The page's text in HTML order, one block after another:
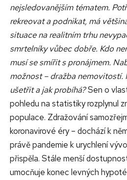
nejsledovanějším tématem.
rekreovat a podnikat, má
situace na realitním trhu
smrtelníky vůbec dobře. Kdo
musí se smířit s pronájmem.
možnost – dražba nemovitostí.
ušetřit a jak probíhá?Sen o
pohledu na statistiky rozplynul
populace. Zdražování
koronavirové éry – dochází k
právě pandemie k urychlení
přispěla. Stále menší
umocňuje konec levných